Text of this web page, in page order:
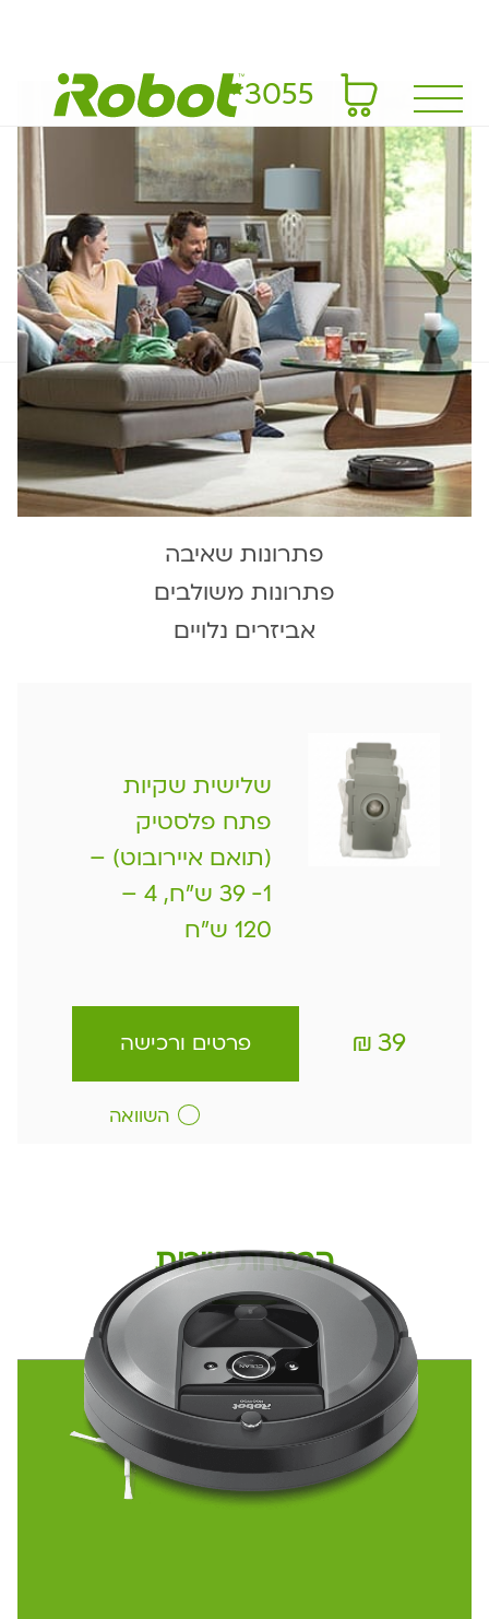
*3055
מבצעים
פתרונות שאיבה
פתרונות משולבים
אביזרים נלויים
שלישית שקיות
פתח פלסטיק
(תואם איירובוט) –
1- 39 ש"ח, 4 –
120 ש"ח
₪39 פרטים ורכישה
השוואה
הבטחת שירות